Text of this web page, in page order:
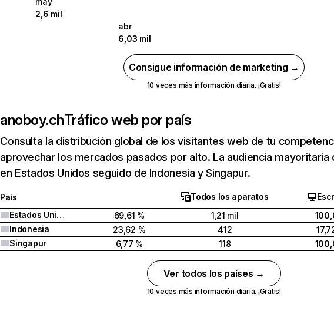
2,6 mil
abr
6,03 mil
Consigue información de marketing →
10 veces más información diaria. ¡Gratis!
anoboy.chTráfico web por país
Consulta la distribución global de los visitantes web de tu
aprovechar los mercados pasados por alto. La audiencia mayoritaria
en Estados Unidos seguido de Indonesia y Singapur.
País Todos los aparatos
Estados Unidos
69,61 % 1,21 mil
Indonesia
23,62 % 412
Singapur
6,77 % 118
Ver todos los países →
10 veces más información diaria. ¡Gratis!